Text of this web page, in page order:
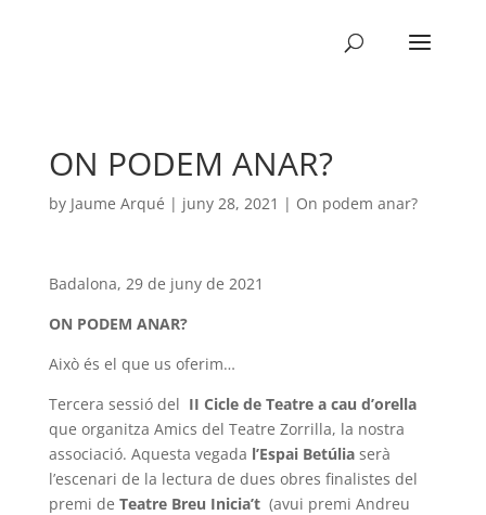
ON PODEM ANAR?
by Jaume Arqué | juny 28, 2021 | On podem anar?
Badalona, 29 de juny de 2021
ON PODEM ANAR?
Això és el que us oferim…
Tercera sessió del II Cicle de Teatre a cau d’orella
que organitza Amics del Teatre Zorrilla, la nostra
associació. Aquesta vegada l’Espai Betúliaserà
l’escenari de la lectura de dues obres finalistes del
premi de Teatre Breu Inicia’t(avui premi Andreu